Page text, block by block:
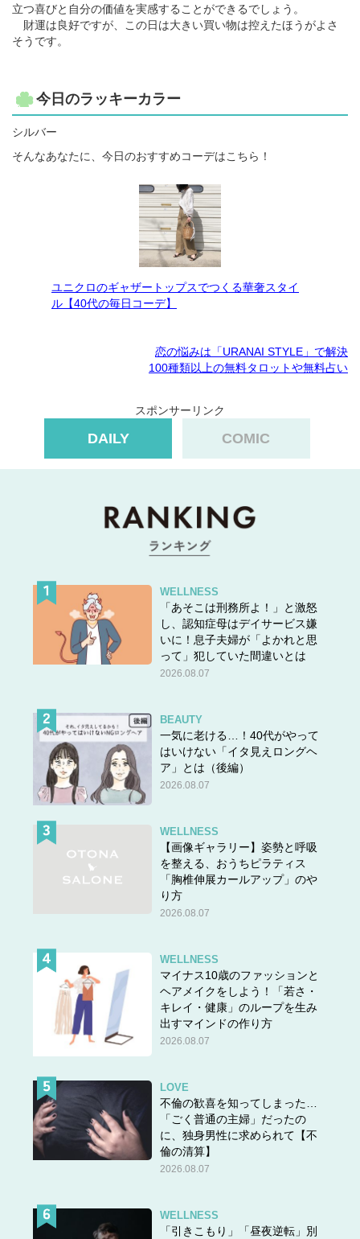
立つ喜びと自分の価値を実感することができるでしょう。
財運は良好ですが、この日は大きい買い物は控えたほうがよさ
そうです。
今日のラッキーカラー
シルバー
そんなあなたに、今日のおすすめコーデはこちら！
ユニクロのギャザートップスでつくる華奢スタイ
ル【40代の毎日コーデ】
恋の悩みは「URANAI STYLE」で解決
100種類以上の無料タロットや無料占い
スポンサーリンク
DAILY COMIC
WELLNESS
「あそこは刑務所よ！」と激怒
し、認知症母はデイサービス嫌
いに！息子夫婦が「よかれと思
って」犯していた間違いとは
2026.08.07
BEAUTY
一気に老ける…！40代がやって
はいけない「イタ見えロングヘ
ア」とは（後編）
2026.08.07
WELLNESS
【画像ギャラリー】姿勢と呼吸
を整える、おうちピラティス
「胸椎伸展カールアップ」のや
り方
2026.08.07
WELLNESS
マイナス10歳のファッションと
ヘアメイクをしよう！「若さ・
キレイ・健康」のループを生み
出すマインドの作り方
2026.08.07
LOVE
不倫の歓喜を知ってしまった…
「ごく普通の主婦」だったの
に、独身男性に求められて【不
倫の清算】
2026.08.07
WELLNESS
「引きこもり」「昼夜逆転」別